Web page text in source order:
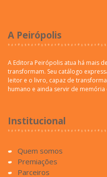
leitor e o livro, capaz de
humano e ainda servir de memória
Institucional
Parceiros
Fale conosco